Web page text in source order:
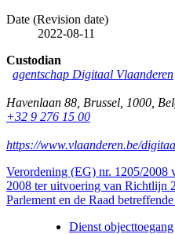
Date (Revision date)
2022-08-11
Custodian
agentschap Digitaal Vlaanderen
Havenlaan 88 Brussel 1000
+32 9 276 15 00
https://www.vlaanderen.be/
Verordening (EG) nr. 1205/2008
2008 ter uitvoering van Richtlijn
Parlement en de Raad
Dienst objecttoegang